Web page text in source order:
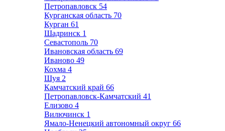
Петропавловск 54
Курганская область 70
Курган 61
Шадринск 1
Севастополь 70
Ивановская область 69
Иваново 49
Кохма 4
Шуя 2
Камчатский край 66
Петропавловск-Камчатский 41
Елизово 4
Вилючинск 1
Ямало-Ненецкий автономный округ 66